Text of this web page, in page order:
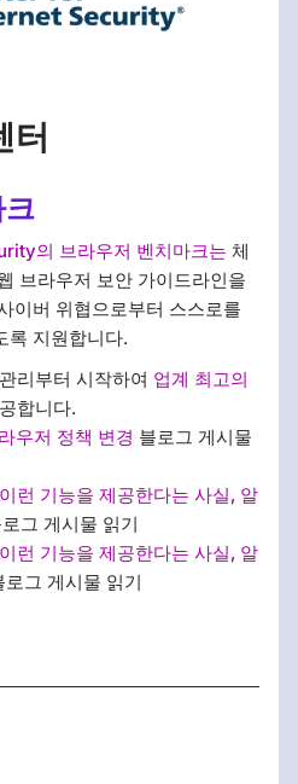
터
의 브라우저 벤치마크는 체
브라우저 보안 가이드라인을
이버 위협으로부터 스스로를
록 지원합니다.
리부터 시작하여 업계 최고의
합니다.
우저 정책 변경 블로그 게시물
런 기능을 제공한다는 사실, 알
그 게시물 읽기
런 기능을 제공한다는 사실, 알
로그 게시물 읽기